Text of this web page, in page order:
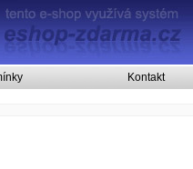
Kontakt